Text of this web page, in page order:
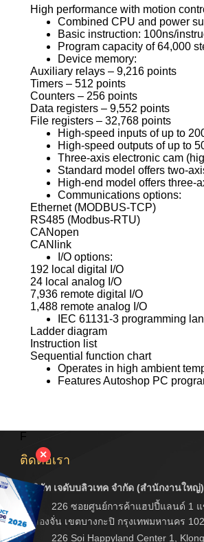
High performance with motion
Combined CPU and power
Basic instruction: 100ns/
Program capacity of 64,000
Device memory:
Auxiliary relays – 9,216 points
Timers – 512 points
Counters – 256 points
Data registers – 9,552 points
File registers – 32,768 points
High-speed inputs of up to
High-speed outputs of up to
Three-axis electronic cam
Standard model offers two-
High-end model offers three-
Communications options:
Ethernet (MODBUS-TCP)
RS485 (Modbus-RTU)
CANopen
CANlink
I/O options:
192 local digital I/O
24 local analog I/O
7,936 remote digital I/O
1,488 remote analog I/O
IEC 61131-3 programming
Ladder diagram
Instruction list
Sequential function chart
Operates in high ambient
Features Autoshop PC
F
ติดต่อเรา
บริษัท เจดับบลิวเทค จำกัด (สำนักงานใหญ่)
226 ซอยศูนย์การค้าแฮปปี้แลนด์ 1 แ
คลองจั่น เขตบางกะปิ กรุงเทพมหานคร
226 Soi Happyland Center 1,
✕